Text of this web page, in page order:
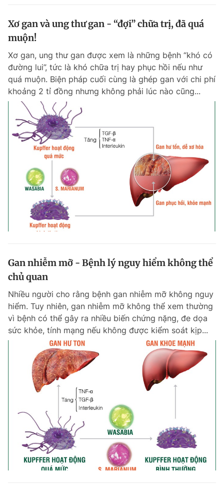
Phó tổng biên tập: Lâm Hiếu Dũng
Phó tổng biên tập: Trần Việt Hưng
Tổng thư ký tòa soạn: Đức Trung
Giấy phép xuất bản số 110/GP - BTTTT cấp ngày 24.3.2020
© 2003-2026 Bản quyền thuộc về Báo Thanh Niên. Cấm sao chép
dưới mọi hình thức nếu không có sự chấp thuận bằng văn bản.
Phát triển bởi ePi Technologies, JSC.
Xơ gan và ung thư gan - “đợi” chữa trị, đã quá
muộn!
Xơ gan, ung thư gan được xem là những bệnh “khó có
đường lui”, tức là khó chữa trị hay phục hồi nếu như
quá muộn. Biện pháp cuối cùng là ghép gan với chi phí
khoảng 2 tỉ đồng nhưng không phải lúc nào cũng...
Gan nhiễm mỡ - Bệnh lý nguy hiểm không thể
chủ quan
Nhiều người cho rằng bệnh gan nhiễm mỡ không nguy
hiểm. Tuy nhiên, gan nhiễm mỡ không thể xem thường
vì bệnh có thể gây ra nhiều biến chứng nặng, đe dọa
sức khỏe, tính mạng nếu không được kiểm soát kịp...